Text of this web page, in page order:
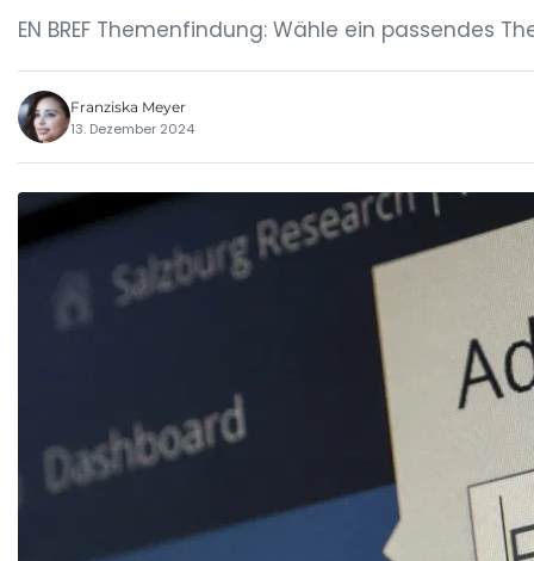
EN BREF Themenfindung: Wähle ein passendes
Franziska Meyer
13. Dezember 2024